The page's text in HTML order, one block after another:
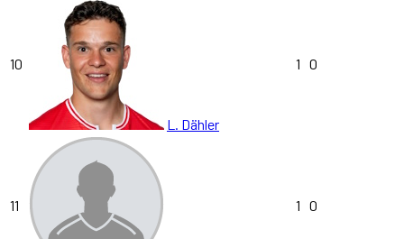
10
L. Dähler
1 0
11 1 0